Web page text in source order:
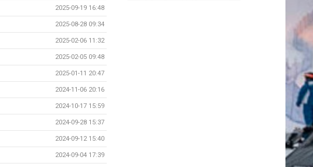
2025-09-19 16:48
2025-08-28 09:34
2025-02-06 11:32
2025-02-05 09:48
2025-01-11 20:47
2024-11-06 20:16
2024-10-17 15:59
2024-09-28 15:37
2024-09-12 15:40
2024-09-04 17:39